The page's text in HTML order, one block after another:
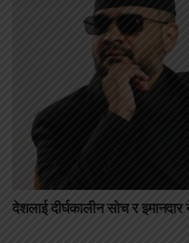
देशलाई दीर्घकालीन सोच र